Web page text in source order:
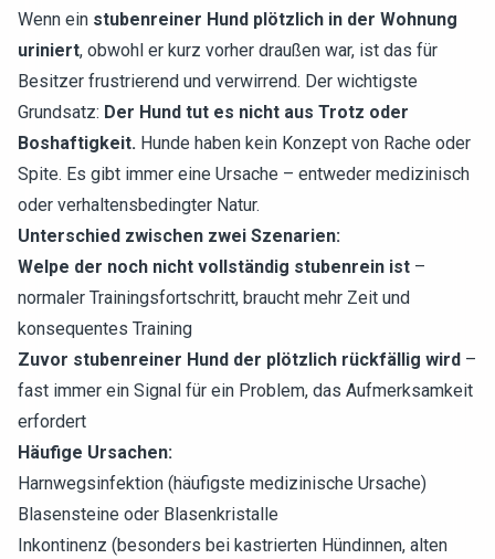
Wenn ein stubenreiner Hund plötzlich in der Wohnung
uriniert, obwohl er kurz vorher draußen war, ist das für
Besitzer frustrierend und verwirrend. Der wichtigste
Grundsatz: Der Hund tut es nicht aus Trotz oder
Boshaftigkeit. Hunde haben kein Konzept von Rache oder
Spite. Es gibt immer eine Ursache – entweder medizinisch
oder verhaltensbedingter Natur.
Unterschied zwischen zwei Szenarien:
Welpe der noch nicht vollständig stubenrein ist –
normaler Trainingsfortschritt, braucht mehr Zeit und
konsequentes Training
Zuvor stubenreiner Hund der plötzlich rückfällig wird –
fast immer ein Signal für ein Problem, das Aufmerksamkeit
erfordert
Häufige Ursachen:
Harnwegsinfektion (häufigste medizinische Ursache)
Blasensteine oder Blasenkristalle
Inkontinenz (besonders bei kastrierten Hündinnen, alten